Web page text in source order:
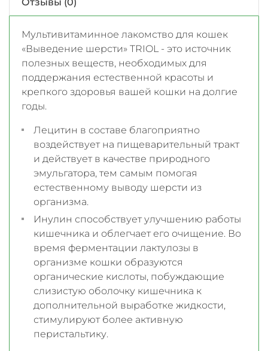
Мультивитаминное лакомство для кошек
«Выведение шерсти» TRIOL - это источник
полезных веществ, необходимых для
поддержания естественной красоты и
крепкого здоровья вашей кошки на долгие
годы.
Лецитин в составе благоприятно
воздействует на пищеварительный тракт
и действует в качестве природного
эмульгатора, тем самым помогая
естественному выводу шерсти из
организма.
Инулин способствует улучшению работы
кишечника и облегчает его очищение. Во
время ферментации лактулозы в
организме кошки образуются
органические кислоты, побуждающие
слизистую оболочку кишечника к
дополнительной выработке жидкости,
стимулируют более активную
перистальтику.